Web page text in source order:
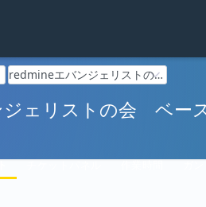
redmineエバンジェリストの会 ベースキャンプ
ェリストの会 ベー